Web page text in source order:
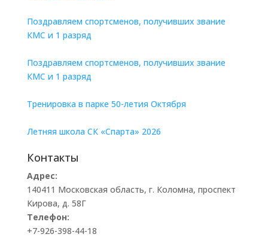
Поздравляем спортсменов, получивших звание
КМС и 1 разряд
Поздравляем спортсменов, получивших звание
КМС и 1 разряд
Тренировка в парке 50-летия Октября
Летняя школа СК «Спарта» 2026
Контакты
Адрес:
140411 Московская область, г. Коломна, проспект
Кирова, д. 58Г
Телефон:
+7-926-398-44-18